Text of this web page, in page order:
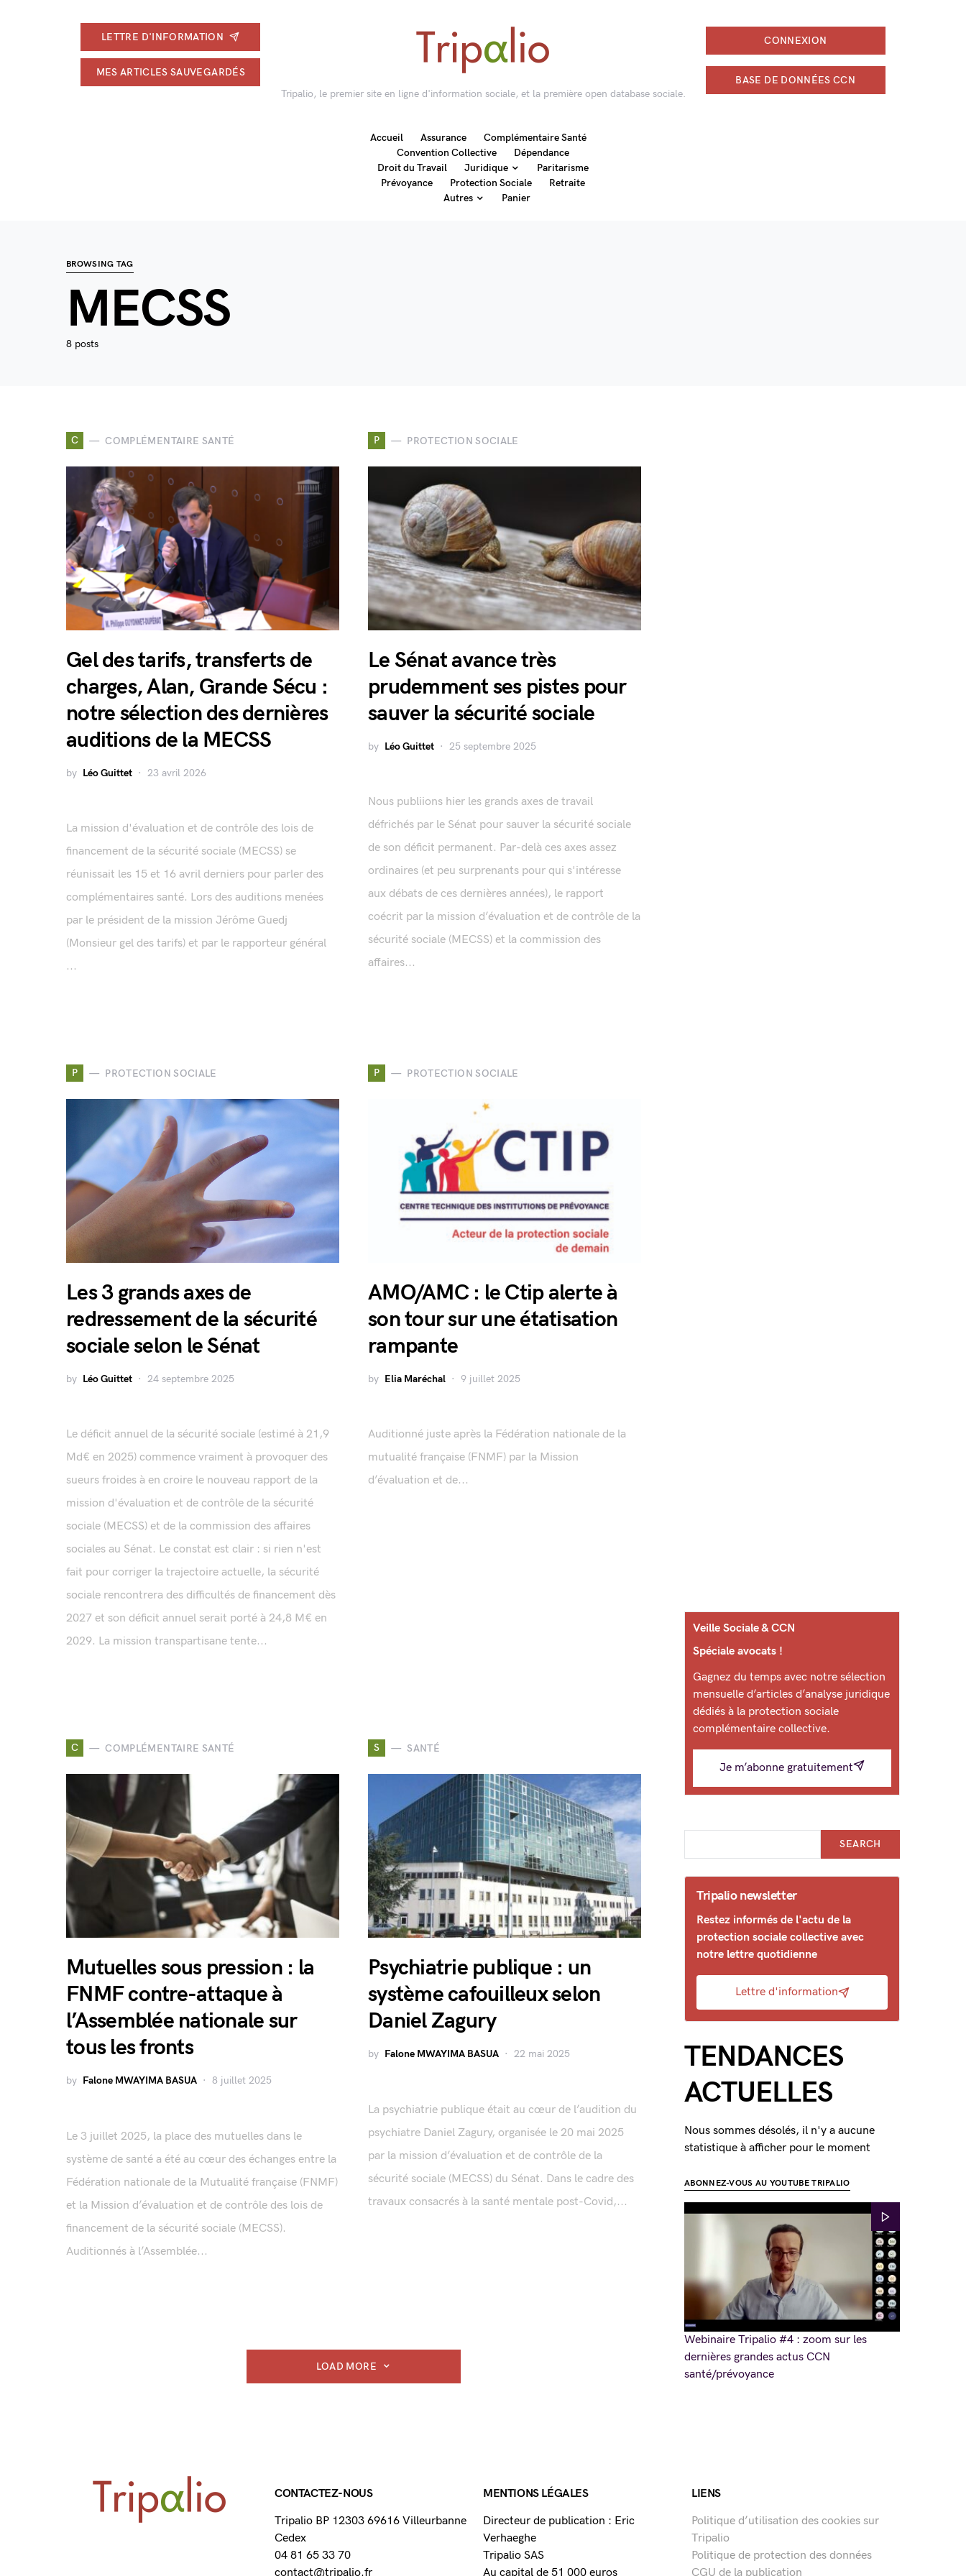
LETTRE D'INFORMATION
MES ARTICLES SAUVEGARDÉS
Tripalio, le premier site en ligne d'information sociale, et la première open database sociale.
CONNEXION
BASE DE DONNÉES CCN
Accueil Assurance
Complémentaire Santé
Convention Collective
Dépendance
Droit du Travail
Juridique
Paritarisme
Prévoyance
Protection Sociale
Retraite
Autres
Panier
BROWSING TAG
MECSS
8 posts
C COMPLÉMENTAIRE SANTÉ
Gel des tarifs, transferts de
charges, Alan, Grande Sécu :
notre sélection des dernières
auditions de la MECSS
by Léo Guittet 23 avril 2026
La mission d'évaluation et de contrôle des lois de
financement de la sécurité sociale (MECSS) se
réunissait les 15 et 16 avril derniers pour parler des
complémentaires santé. Lors des auditions menées
par le président de la mission Jérôme Guedj
(Monsieur gel des tarifs) et par le rapporteur général
...
P PROTECTION SOCIALE
Le Sénat avance très
prudemment ses pistes pour
sauver la sécurité sociale
by Léo Guittet 25 septembre 2025
Nous publiions hier les grands axes de travail
défrichés par le Sénat pour sauver la sécurité sociale
de son déficit permanent. Par-delà ces axes assez
ordinaires (et peu surprenants pour qui s'intéresse
aux débats de ces dernières années), le rapport
coécrit par la mission d’évaluation et de contrôle de la
sécurité sociale (MECSS) et la commission des
affaires...
P PROTECTION SOCIALE
Les 3 grands axes de
redressement de la sécurité
sociale selon le Sénat
by Léo Guittet 24 septembre 2025
Le déficit annuel de la sécurité sociale (estimé à 21,9
Md€ en 2025) commence vraiment à provoquer des
sueurs froides à en croire le nouveau rapport de la
mission d'évaluation et de contrôle de la sécurité
sociale (MECSS) et de la commission des affaires
sociales au Sénat. Le constat est clair : si rien n'est
fait pour corriger la trajectoire actuelle, la sécurité
sociale rencontrera des difficultés de financement dès
2027 et son déficit annuel serait porté à 24,8 M€ en
2029. La mission transpartisane tente...
P PROTECTION SOCIALE
AMO/AMC : le Ctip alerte à
son tour sur une étatisation
rampante
by Elia Maréchal 9 juillet 2025
Auditionné juste après la Fédération nationale de la
mutualité française (FNMF) par la Mission
d’évaluation et de...
C COMPLÉMENTAIRE SANTÉ
Mutuelles sous pression : la
FNMF contre-attaque à
l’Assemblée nationale sur
tous les fronts
by Falone MWAYIMA BASUA 8 juillet 2025
Le 3 juillet 2025, la place des mutuelles dans le
système de santé a été au cœur des échanges entre la
Fédération nationale de la Mutualité française (FNMF)
et la Mission d’évaluation et de contrôle des lois de
financement de la sécurité sociale (MECSS).
Auditionnés à l’Assemblée...
S SANTÉ
Psychiatrie publique : un
système cafouilleux selon
Daniel Zagury
by Falone MWAYIMA BASUA 22 mai 2025
La psychiatrie publique était au cœur de l’audition du
psychiatre Daniel Zagury, organisée le 20 mai 2025
par la mission d’évaluation et de contrôle de la
sécurité sociale (MECSS) du Sénat. Dans le cadre des
travaux consacrés à la santé mentale post-Covid,...
LOAD MORE
Veille Sociale & CCN
Spéciale avocats !
Gagnez du temps avec notre sélection
mensuelle d’articles d’analyse juridique
dédiés à la protection sociale
complémentaire collective.
Je m’abonne gratuitement
SEARCH
Tripalio newsletter
Restez informés de l'actu de la
protection sociale collective avec
notre lettre quotidienne
Lettre d'information
TENDANCES
ACTUELLES
Nous sommes désolés, il n'y a aucune
statistique à afficher pour le moment
ABONNEZ-VOUS AU YOUTUBE TRIPALIO
Webinaire Tripalio #4 : zoom sur les
dernières grandes actus CCN
santé/prévoyance
CONTACTEZ-NOUS
Tripalio BP 12303 69616 Villeurbanne
Cedex
04 81 65 33 70
contact@tripalio.fr
MENTIONS LÉGALES
Directeur de publication : Eric
Verhaeghe
Tripalio SAS
Au capital de 51 000 euros
LIENS
Politique d’utilisation des cookies sur
Tripalio
Politique de protection des données
CGU de la publication